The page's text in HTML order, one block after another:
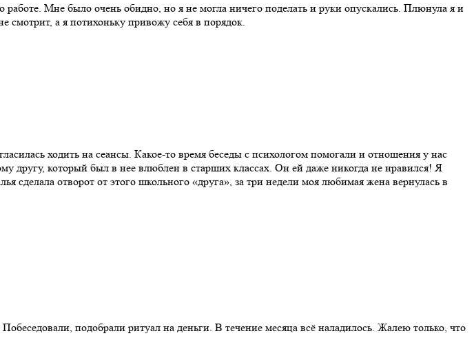
Мне было очень обидно, но я не могла ничего поделать и руки опускались. Плюнула я и
а я потихоньку привожу себя в порядок.
ходить на сеансы. Какое-то время беседы с психологом помогали и отношения у нас
другу, который был в нее влюблен в старших классах. Он ей даже никогда не нравился! Я
отворот от этого школьного «друга», за три недели моя любимая жена вернулась в
подобрали ритуал на деньги. В течение месяца всё наладилось. Жалею только, что